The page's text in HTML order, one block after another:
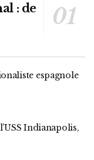
: de
espagnole
Indianapolis,